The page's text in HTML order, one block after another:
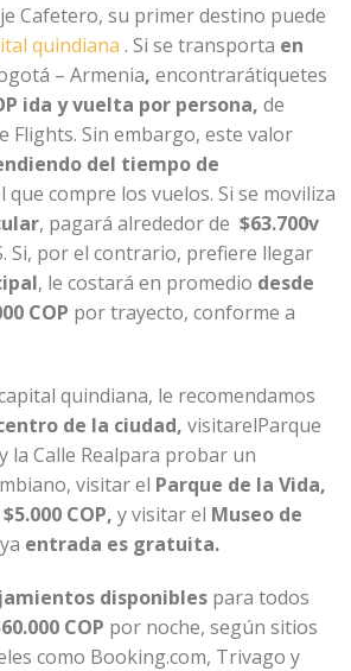
Cafetero, su primer destino puede
quindiana . Si se transporta en
– Armenia, encontrarátiquetes
ida y vuelta por persona, de
Flights. Sin embargo, este valor
del tiempo de
que compre los vuelos. Si se moviliza
, pagará alrededor de $63.700v
Si, por el contrario, prefiere llegar
, le costará en promedio desde
COP por trayecto, conforme a
quindiana, le recomendamos
de la ciudad, visitarelParque
la Calle Realpara probar un
visitar el Parque de la Vida,
COP, y visitar el Museo de
entrada es gratuita.
disponibles para todos
COP por noche, según sitios
como Booking.com, Trivago y